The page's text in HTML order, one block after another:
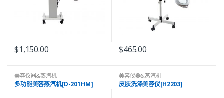
$1,150.00 $465.00
美容仪器&蒸汽机
多功能美容蒸汽机[D-201HM]
美容仪器&蒸汽机
皮肤洗涤美容仪[H2203]